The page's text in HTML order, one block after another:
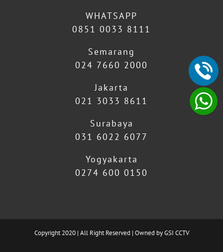
WHATSAPP
0851 0033 8111
Semarang
024 7660 2000
Jakarta
021 3033 8611
Surabaya
031 6022 6077
Yogyakarta
0274 600 0150
Copyright 2020 | All Right Reserved | Owned by GSI CCTV